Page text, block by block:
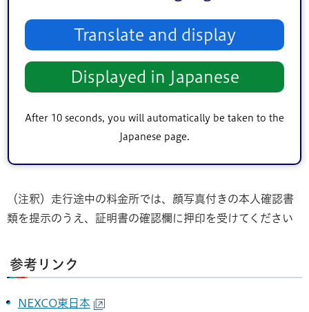
Translate and display
Displayed in Japanese
After 10 seconds, you will automatically be taken to the
Japanese page.
真付きの本人確認書類を提示のうえ、証明書を係員へ
提出してください。
被災地にてボランティア活動後、災害ボランティアセ
ンター等で証明書に「活動確認」の押印を受けてくだ
高速道路を利用し、出発地のICにて顔写真付きの本人
確認書類を提示のうえ、証明書を係員へ提出してくだ
（注釈）走行途中の料金所では、顔写真付きの本人確認書
類を提示のうえ、証明書の確認欄に押印を受けてください
参考リンク
NEXCO東日本